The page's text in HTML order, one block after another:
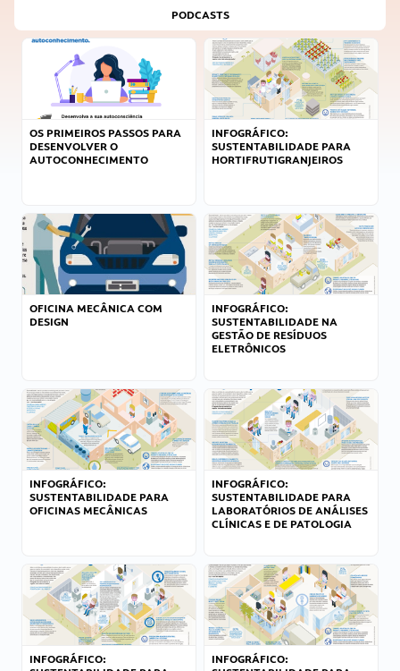
PODCASTS
OS PRIMEIROS PASSOS PARA
DESENVOLVER O
AUTOCONHECIMENTO
INFOGRÁFICO:
SUSTENTABILIDADE PARA
HORTIFRUTIGRANJEIROS
OFICINA MECÂNICA COM
DESIGN
INFOGRÁFICO:
SUSTENTABILIDADE NA
GESTÃO DE RESÍDUOS
ELETRÔNICOS
INFOGRÁFICO:
SUSTENTABILIDADE PARA
OFICINAS MECÂNICAS
INFOGRÁFICO:
SUSTENTABILIDADE PARA
LABORATÓRIOS DE ANÁLISES
CLÍNICAS E DE PATOLOGIA
INFOGRÁFICO:
INFOGRÁFICO: